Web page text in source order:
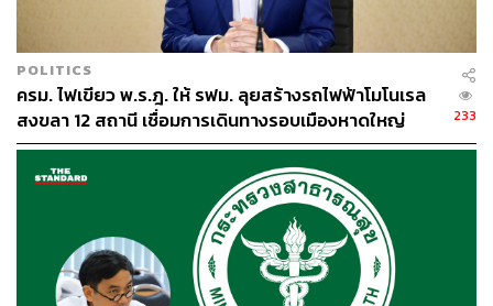
POLITICS
ครม. ไฟเขียว พ.ร.ฎ. ให้ รฟม. ลุยสร้างรถไฟฟ้าโมโนเรล
สงขลา 12 สถานี เชื่อมการเดินทางรอบเมืองหาดใหญ่
233